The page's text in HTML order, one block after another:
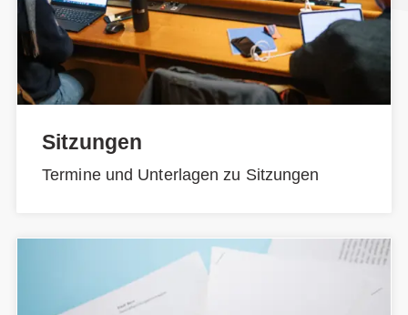
Sitzungen
Termine und Unterlagen zu Sitzungen